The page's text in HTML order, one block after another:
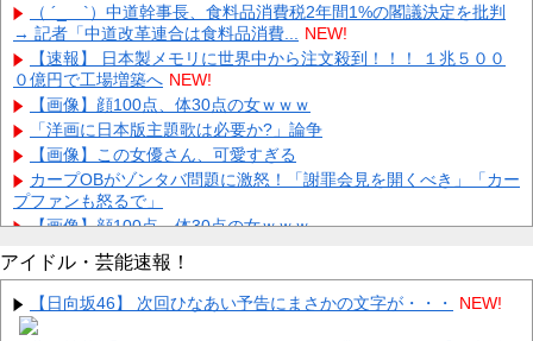
（ ´_ゝ`）中道幹事長、食料品消費税2年間1%の閣議決定を批判
→ 記者「中道改革連合は食料品消費...
NEW!
【速報】 日本製メモリに世界中から注文殺到！！！ １兆５００
０億円で工場増築へ NEW!
【画像】顔100点、体30点の女ｗｗｗ
「洋画に日本版主題歌は必要か?」論争
【画像】この女優さん、可愛すぎる
カープOBがゾンタバ問題に激怒！「謝罪会見を開くべき」「カー
プファンも怒るで」
【画像】顔100点、体30点の女ｗｗｗ
アイドル・芸能速報！
【日向坂46】 次回ひなあい予告にまさかの文字が・・・ NEW!